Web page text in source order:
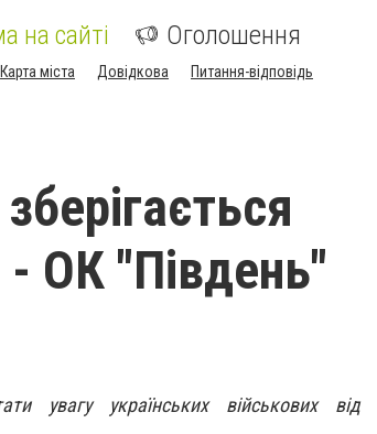
на сайті Оголошення
Карта міста Довідкова Питання-відповідь
- ОК "Південь"
увагу українських військових від